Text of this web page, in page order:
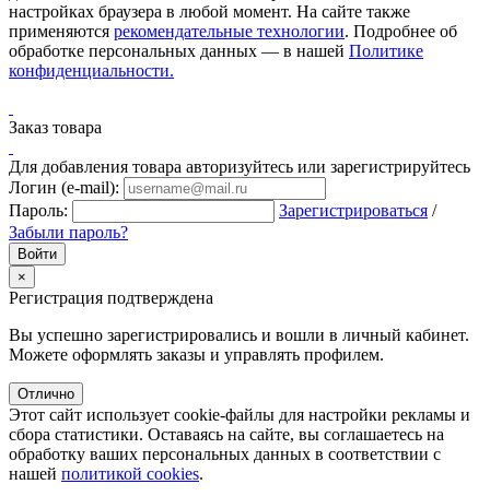
настройках браузера в любой момент. На сайте также
применяются рекомендательные технологии. Подробнее об
обработке персональных данных — в нашей Политике
конфиденциальности.
Заказ товара
Для добавления товара авторизуйтесь или зарегистрируйтесь
Логин (e-mail):
Пароль:
Зарегистрироваться /
Забыли пароль?
×
Регистрация подтверждена
Вы успешно зарегистрировались и вошли в личный кабинет.
Можете оформлять заказы и управлять профилем.
Отлично
Этот сайт использует cookie-файлы для настройки рекламы и
сбора статистики. Оставаясь на сайте, вы соглашаетесь на
обработку ваших персональных данных в соответствии с
нашей политикой cookies.